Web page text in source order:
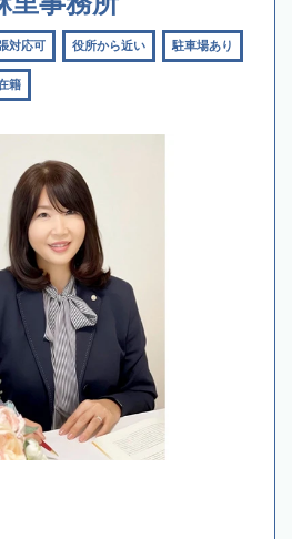
対応可 役所から近い 駐車場あり
籍